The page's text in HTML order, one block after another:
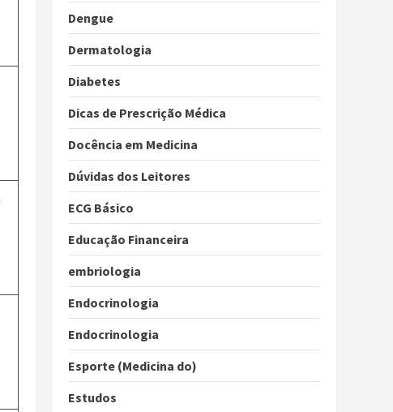
Dengue
Dermatologia
Diabetes
Dicas de Prescrição Médica
Docência em Medicina
Dúvidas dos Leitores
ECG Básico
Educação Financeira
embriologia
Endocrinologia
Endocrinologia
Esporte (Medicina do)
Estudos